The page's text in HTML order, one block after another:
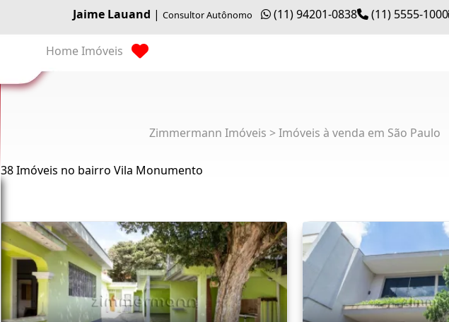
Jaime Lauand | Consultor Autônomo (11) 94201-0838 (11) 5555-1000
Home Imóveis
Zimmermann Imóveis > Imóveis à venda em São Paulo
38 Imóveis no bairro Vila Monumento